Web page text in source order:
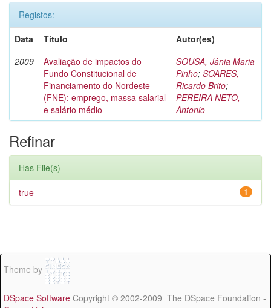
Registos:
Data
Título
Autor(es)
2009
Avaliação de impactos do
Fundo Constitucional de
Financiamento do Nordeste
(FNE): emprego, massa salarial
e salário médio
SOUSA, Jânia Maria
Pinho; SOARES,
Ricardo Brito;
PEREIRA NETO,
Antonio
Refinar
Has File(s)
1
true
Theme by
DSpace Software Copyright © 2002-2009 The DSpace Foundation -